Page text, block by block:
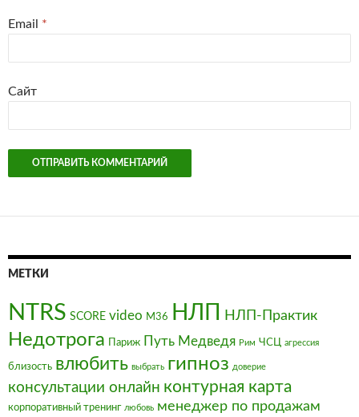
Email *
Сайт
МЕТКИ
NTRS SCORE video М36 НЛП НЛП-Практик
Недотрога Париж Путь Медведя Рим ЧСЦ агрессия
близость влюбить выбрать гипноз доверие
консультации онлайн контурная карта
корпоративный тренинг любовь менеджер по продажам